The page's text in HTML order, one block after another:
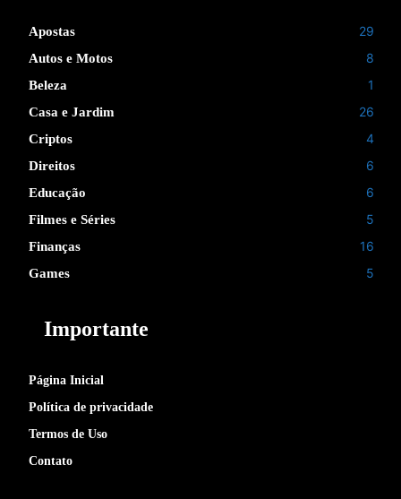
Apostas 29
Autos e Motos 8
Beleza 1
Casa e Jardim 26
Criptos 4
Direitos 6
Educação 6
Filmes e Séries 5
Finanças 16
Games 5
Importante
Página Inicial
Política de privacidade
Termos de Uso
Contato